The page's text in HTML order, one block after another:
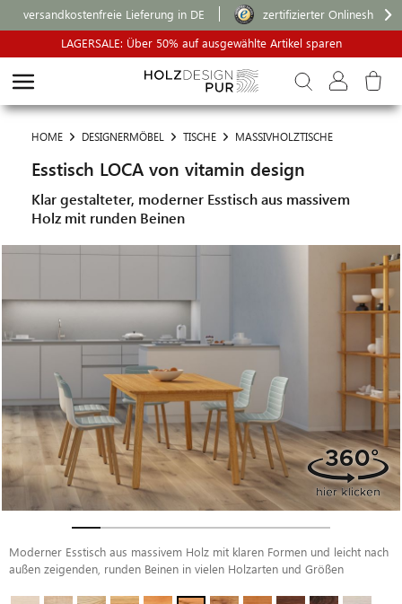
versandkostenfreie Lieferung in DE
zertifizierter Onlineshop
LAGERSALE: Über 50% auf ausgewählte Artikel sparen
HOME DESIGNERMÖBEL TISCHE MASSIVHOLZTISCHE
Esstisch LOCA von vitamin design
Klar gestalteter, moderner Esstisch aus massivem
Holz mit runden Beinen
Moderner Esstisch aus massivem Holz mit klaren Formen und leicht nach
außen zeigenden, runden Beinen in vielen Holzarten und Größen